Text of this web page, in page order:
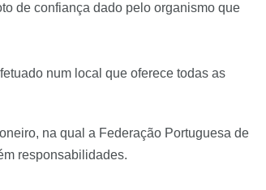
de confiança dado pelo organismo que
num local que oferece todas as
na qual a Federação Portuguesa de
responsabilidades.